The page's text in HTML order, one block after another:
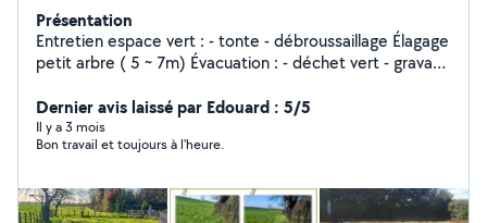
Présentation
Entretien espace vert : - tonte - débroussaillage Élagage
petit arbre ( 5 ~ 7m) Évacuation : - déchet vert - gravats
pièces mécaniques
Dernier avis laissé par Edouard : 5/5
Il y a 3 mois
Bon travail et toujours à l'heure.